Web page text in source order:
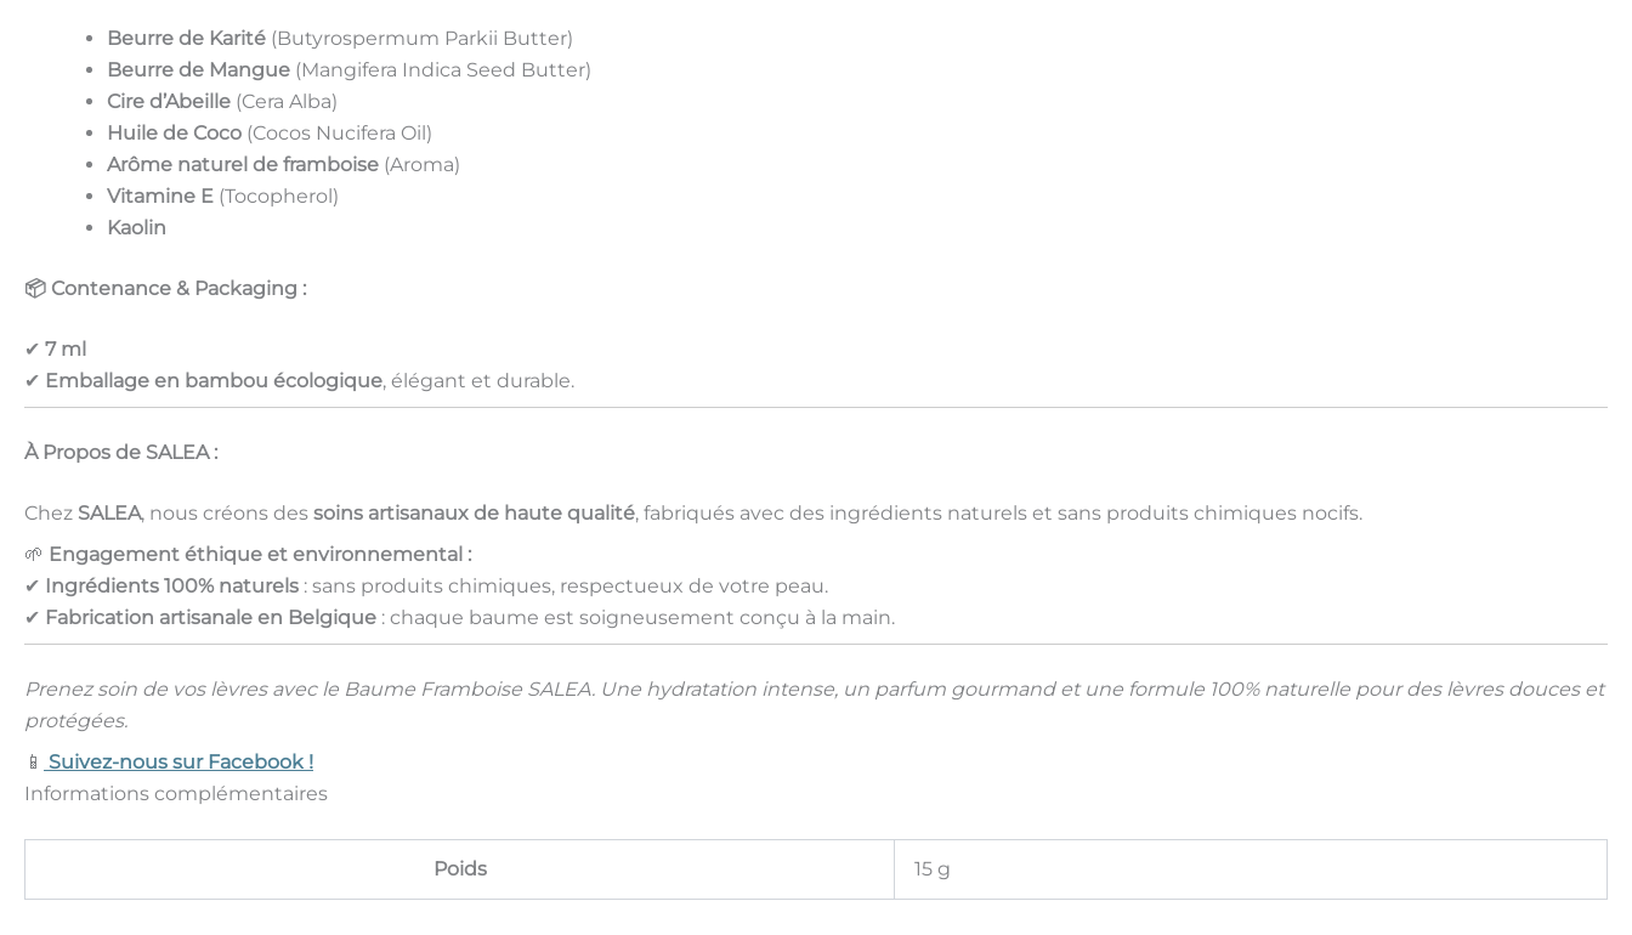
Beurre de Karité (Butyrospermum Parkii Butter)
Beurre de Mangue (Mangifera Indica Seed Butter)
Cire d’Abeille (Cera Alba)
Huile de Coco (Cocos Nucifera Oil)
Arôme naturel de framboise (Aroma)
Vitamine E (Tocopherol)
Kaolin
📦 Contenance & Packaging :
✔ 7 ml
✔ Emballage en bambou écologique, élégant et durable.
À Propos de SALEA :
Chez SALEA, nous créons des soins artisanaux de haute qualité, fabriqués avec des ingrédients naturels et sans produits chimiques nocifs.
🌱 Engagement éthique et environnemental :
✔ Ingrédients 100% naturels : sans produits chimiques, respectueux de votre peau.
✔ Fabrication artisanale en Belgique : chaque baume est soigneusement conçu à la main.
Prenez soin de vos lèvres avec le Baume Framboise SALEA. Une hydratation intense, un parfum gourmand et une formule 100% naturelle pour des lèvres douces et
protégées.
📱 Suivez-nous sur Facebook !
Informations complémentaires
Poids 15 g